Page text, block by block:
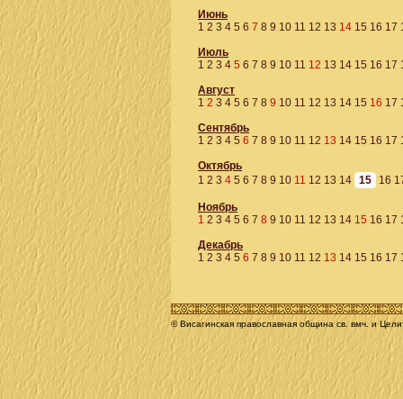
Июнь
1 2 3 4 5 6 7 8 9 10 11 12 13 14 15 16 17
Июль
1 2 3 4 5 6 7 8 9 10 11 12 13 14 15 16 17
Август
1 2 3 4 5 6 7 8 9 10 11 12 13 14 15 16 17
Сентябрь
1 2 3 4 5 6 7 8 9 10 11 12 13 14 15 16 17
Октябрь
1 2 3 4 5 6 7 8 9 10 11 12 13 14 15 16
Ноябрь
1 2 3 4 5 6 7 8 9 10 11 12 13 14 15 16 17
Декабрь
1 2 3 4 5 6 7 8 9 10 11 12 13 14 15 16 17
© Висагинская православная община св. вмч. и